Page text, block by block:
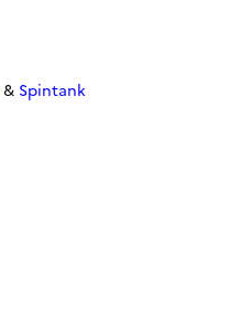
& Spintank